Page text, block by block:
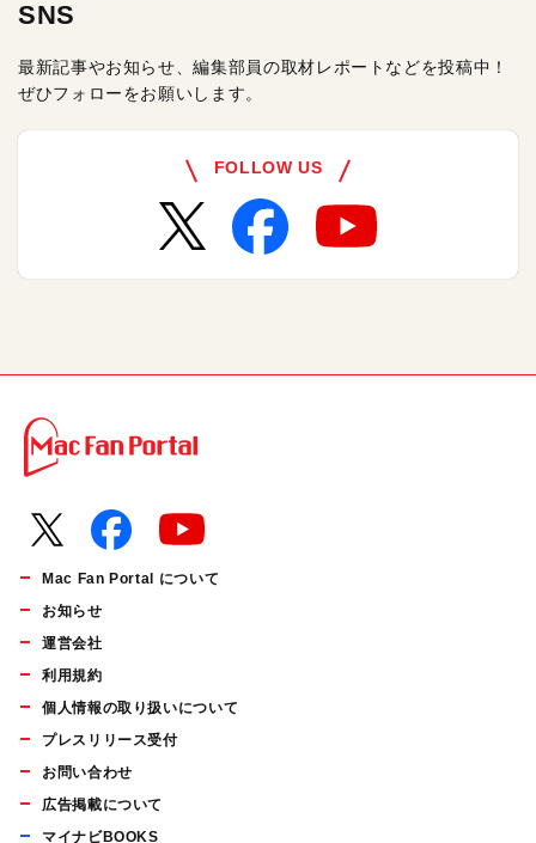
SNS
最新記事やお知らせ、編集部員の取材レポートなどを投稿中！
ぜひフォローをお願いします。
FOLLOW US
Mac Fan Portal について
お知らせ
運営会社
利用規約
個人情報の取り扱いについて
プレスリリース受付
お問い合わせ
広告掲載について
マイナビBOOKS